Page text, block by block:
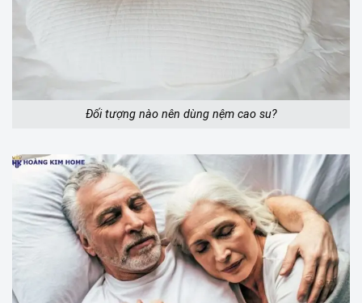
Đối tượng nào nên dùng nệm cao su?